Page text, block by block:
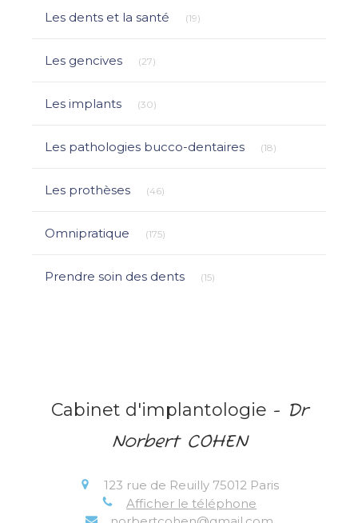
Les dents et la santé (19)
Les gencives (27)
Les implants (30)
Les pathologies bucco-dentaires (18)
Les prothèses (46)
Omnipratique (175)
Prendre soin des dents (15)
Cabinet d'implantologie - Dr
Norbert COHEN
123 rue de Reuilly 75012 Paris
Afficher le téléphone